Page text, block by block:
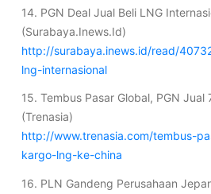
14. PGN Deal Jual Beli LNG
(Surabaya.Inews.Id)
http://surabaya.inews.id/read/
lng-internasional
15. Tembus Pasar Global, PGN Jual
(Trenasia)
http://www.trenasia.com/tembus-
kargo-lng-ke-china
16. PLN Gandeng Perusahaan